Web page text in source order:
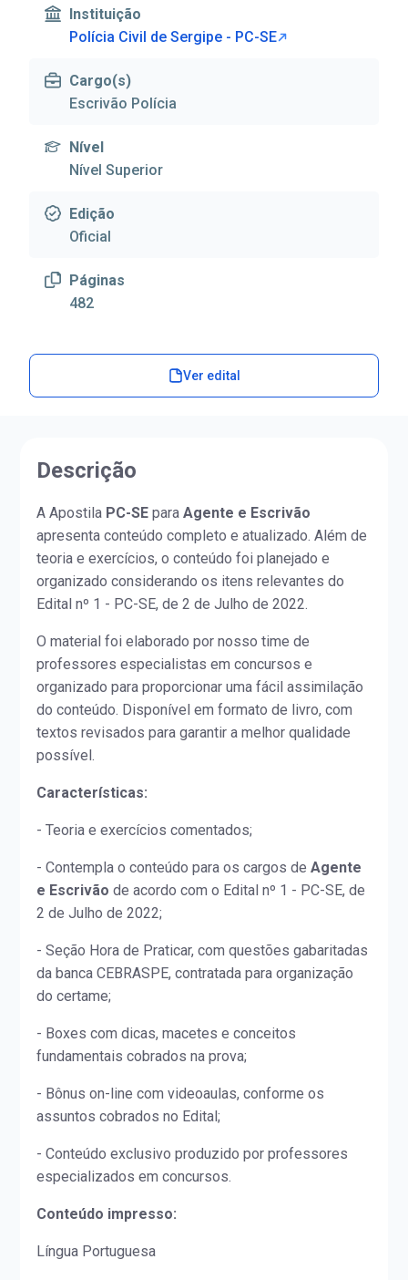
Instituição
Polícia Civil de Sergipe - PC-SE
Cargo(s)
Escrivão Polícia
Nível
Nível Superior
Edição
Oficial
Páginas
482
Ver edital
Descrição
A Apostila PC-SE paraAgente e Escrivão
apresenta conteúdo completo e atualizado. Além de
teoria e exercícios, o conteúdo foi planejado e
organizado considerando os itens relevantes do
Edital nº 1 - PC-SE, de 2 de Julho de 2022.
O material foi elaborado por nosso time de
professores especialistas em concursos e
organizado para proporcionar uma fácil assimilação
do conteúdo. Disponível em formato de livro, com
textos revisados para garantir a melhor qualidade
possível.
Características:
- Teoria e exercícios comentados;
- Contempla o conteúdo para os cargos deAgente
e Escrivão de acordo com o Edital nº 1 - PC-SE, de
2 de Julho de 2022;
- Seção Hora de Praticar, com questões gabaritadas
da banca CEBRASPE, contratada para organização
do certame;
- Boxes com dicas, macetes e conceitos
fundamentais cobrados na prova;
- Bônus on-line com videoaulas, conforme os
assuntos cobrados no Edital;
- Conteúdo exclusivo produzido por professores
especializados em concursos.
Conteúdo impresso:
Língua Portuguesa